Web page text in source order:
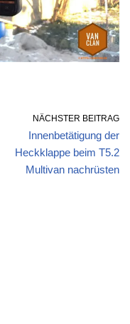
NÄCHSTER BEITRAG
Innenbetätigung der
Heckklappe beim T5.2
Multivan nachrüsten